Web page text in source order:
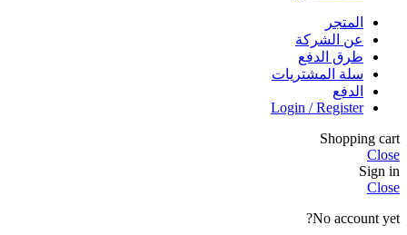
المتجر
عن الشركة
طرق الدفع
سلة المشتريات
الدفع
Login / Register
Shopping cart
Close
Sign in
Close
No account yet?